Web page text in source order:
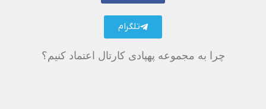
تلگرام
چرا به مجموعه پهپادی کارتال اعتماد کنیم؟